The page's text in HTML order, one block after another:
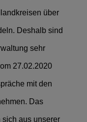
über
Deshalb sind
sehr
27.02.2020
mit den
Das
sich aus unserer